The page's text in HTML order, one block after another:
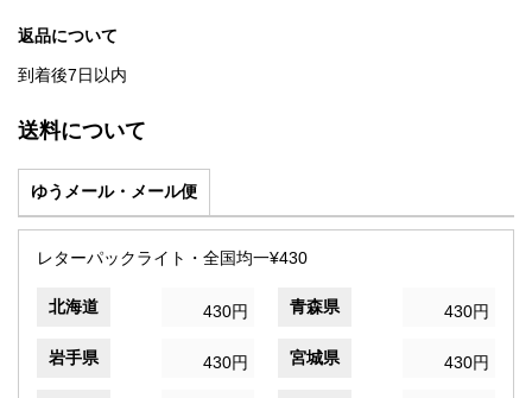
返品について
到着後7日以内
送料について
ゆうメール・メール便
レターパックライト・全国均一¥430
北海道 430円 青森県 430円
岩手県 430円 宮城県 430円